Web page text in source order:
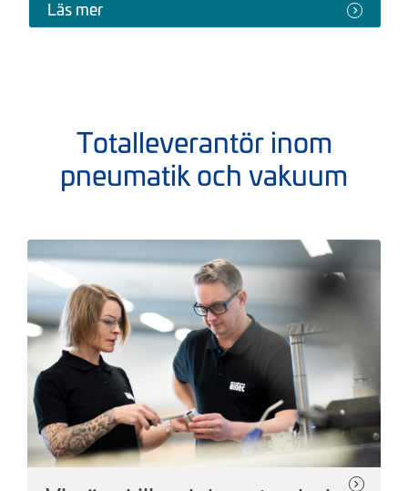
Läs mer
Totalleverantör inom
pneumatik och vakuum